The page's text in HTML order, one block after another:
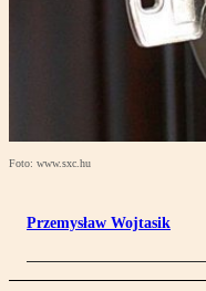
Foto: www.sxc.hu
Przemysław Wojtasik